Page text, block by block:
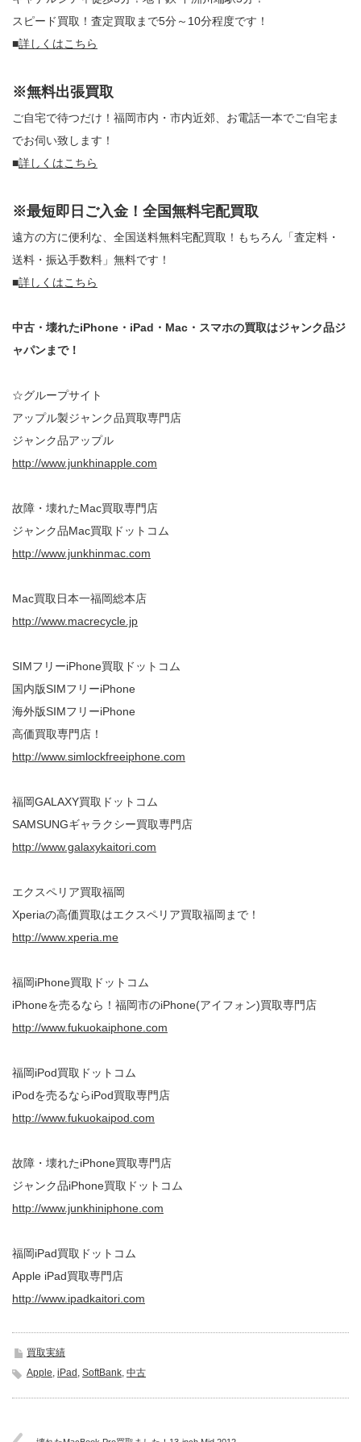
スピード買取！査定買取まで5分～10分程度です！
■詳しくはこちら
※無料出張買取
ご自宅で待つだけ！福岡市内・市内近郊、お電話一本でご自宅ま
でお伺い致します！
■詳しくはこちら
※最短即日ご入金！全国無料宅配買取
遠方の方に便利な、全国送料無料宅配買取！もちろん「査定料・
送料・振込手数料」無料です！
■詳しくはこちら
中古・壊れたiPhone・iPad・Mac・スマホの買取はジャンク品ジ
ャパンまで！
☆グループサイト
アップル製ジャンク品買取専門店
ジャンク品アップル
http://www.junkhinapple.com
故障・壊れたMac買取専門店
ジャンク品Mac買取ドットコム
http://www.junkhinmac.com
Mac買取日本一福岡総本店
http://www.macrecycle.jp
SIMフリーiPhone買取ドットコム
国内版SIMフリーiPhone
海外版SIMフリーiPhone
高価買取専門店！
http://www.simlockfreeiphone.com
福岡GALAXY買取ドットコム
SAMSUNGギャラクシー買取専門店
http://www.galaxykaitori.com
エクスペリア買取福岡
Xperiaの高価買取はエクスペリア買取福岡まで！
http://www.xperia.me
福岡iPhone買取ドットコム
iPhoneを売るなら！福岡市のiPhone(アイフォン)買取専門店
http://www.fukuokaiphone.com
福岡iPod買取ドットコム
iPodを売るならiPod買取専門店
http://www.fukuokaipod.com
故障・壊れたiPhone買取専門店
ジャンク品iPhone買取ドットコム
http://www.junkhiniphone.com
福岡iPad買取ドットコム
Apple iPad買取専門店
http://www.ipadkaitori.com
買取実績
Apple, iPad, SoftBank, 中古